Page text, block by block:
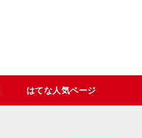
はてな人気ページ